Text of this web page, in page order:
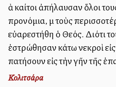
λλὰ καίτοι ἀπήλαυσαν ὅλοι
προνόμια, μὲ τοὺς
εὐαρεστήθη ὁ Θεός. Διότι
ἐστρώθησαν κάτω νεκροὶ
πατήσουν εἰς τὴν γῆν τῆς
Κολιτσάρα